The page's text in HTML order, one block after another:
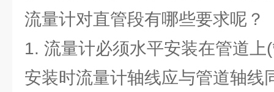
流量计对直管段有哪些要求呢？
1. 流量计必须水平安装在管道
安装时流量计轴线应与管道轴线